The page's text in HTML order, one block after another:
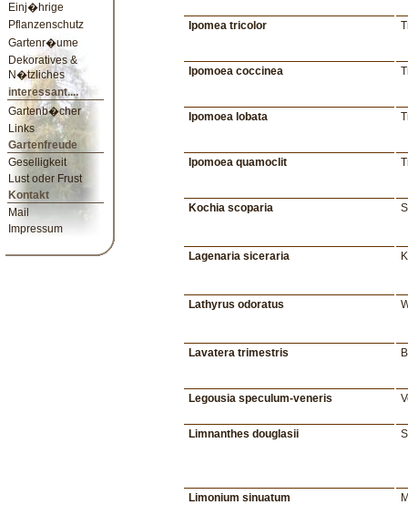
Einj�hrige
Pflanzenschutz
Gartenr�ume
Dekoratives &
N�tzliches
interessant....
Gartenb�cher
Links
Gartenfreude
Geselligkeit
Lust oder Frust
Kontakt
Mail
Impressum
Ipomea tricolor
Ipomoea coccinea
Ipomoea lobata
Ipomoea quamoclit
Kochia scoparia
Lagenaria siceraria
Lathyrus odoratus
Lavatera trimestris
Legousia speculum-veneris
Limnanthes douglasii
Limonium sinuatum